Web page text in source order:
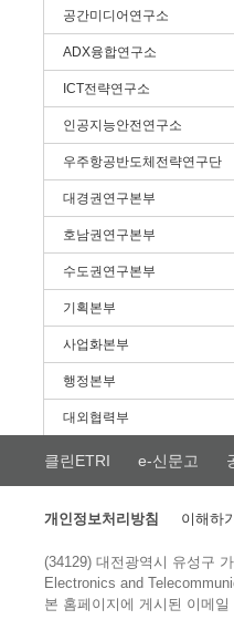
공간미디어연구소
ADX융합연구소
ICT전략연구소
인공지능안전연구소
우주항공반도체전략연구단
대경권연구본부
호남권연구본부
수도권연구본부
기획본부
사업화본부
행정본부
대외협력부
클린ETRI e-신문고
개인정보처리방침 이해하
(34129) 대전광역시 유성구
Electronics and
본 홈페이지에 게시된 이메